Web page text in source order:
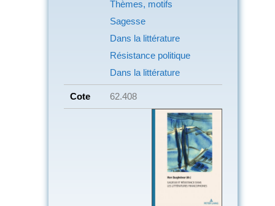
Thèmes, motifs
Sagesse
Dans la littérature
Résistance politique
Dans la littérature
Cote 62.408